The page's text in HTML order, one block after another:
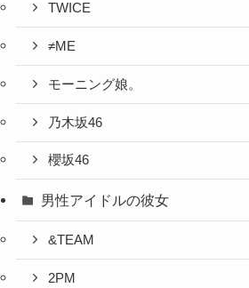
TWICE
≠ME
モーニング娘。
乃木坂46
櫻坂46
男性アイドルの彼女
&TEAM
2PM